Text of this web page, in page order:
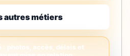
autres métiers